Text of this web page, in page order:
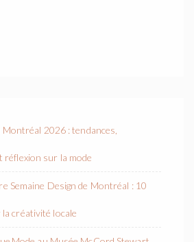
2026 : tendances,
réflexion sur la mode
Semaine Design de Montréal : 10
créativité locale